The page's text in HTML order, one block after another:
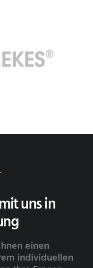
uns in
einen
individuellen